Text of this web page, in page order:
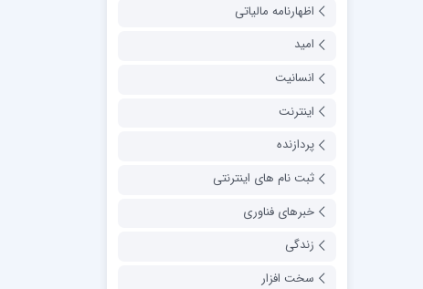
اظهارنامه مالیاتی
امید
انسانیت
اینترنت
پردازنده
ثبت نام های اینترنتی
خبرهای فناوری
زندگی
سخت افزار